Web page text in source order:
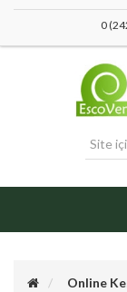
0
Online